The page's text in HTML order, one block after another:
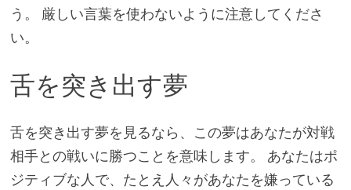
う。 厳しい言葉を使わないように注意してくださ
い。
舌を突き出す夢
舌を突き出す夢を見るなら、この夢はあなたが対戦
相手との戦いに勝つことを意味します。 あなたはポ
ジティブな人で、たとえ人々があなたを嫌っている